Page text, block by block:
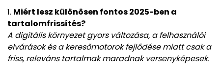
Miért lesz különösen fontos 2025-ben a
tartalomfrissítés?
A digitális környezet gyors változása, a felhasználói
elvárások és a keresőmotorok fejlődése miatt csak a
friss, releváns tartalmak maradnak versenyképesek.